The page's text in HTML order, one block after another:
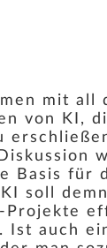
mit all
von KI,
Basis für
soll
Projekte
Ist auch